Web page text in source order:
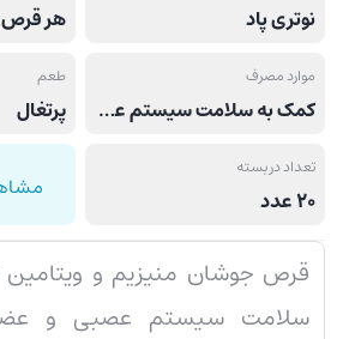
نوتری پاد
موارد مصرف
کمک به سلامت سیستم عصبی و عضلانی, کمک به کاهش اسپاسم های عضلانی
طعم
پرتغال
تعداد در بسته
20 عدد
سلامت سیستم عصبی و